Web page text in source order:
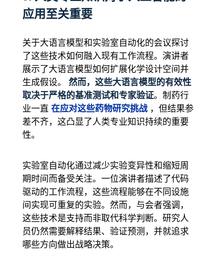
应用至关重要
关于大语言模型和实验室自动化的会议探讨
了这些技术如何融入现有工作流程。演讲者
展示了大语言模型如何扩展化学设计空间并
生成假设。 然而，这些大语言模型的有效性
取决于严格的基准测试和专家验证。制药行
业一直 在应对这些药物研究挑战，但结果参
差不齐，这凸显了人类专业知识持续的重要
性。
实验室自动化通过减少实验变异性和缩短周
期时间而备受关注。一位演讲者描述了代码
驱动的工作流程，这些流程能够在不同设施
间实现可重复的实验。然而，与会者强调，
这些技术是支持而非取代科学判断。研究人
员仍然需要解释结果、验证预测，并就追求
哪些方向做出战略决策。